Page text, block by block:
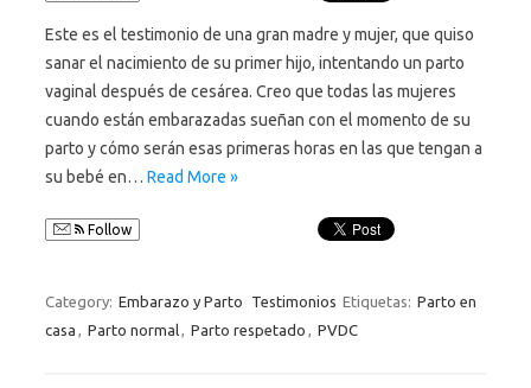
Este es el testimonio de una gran madre y mujer, que quiso
sanar el nacimiento de su primer hijo, intentando un parto
vaginal después de cesárea. Creo que todas las mujeres
cuando están embarazadas sueñan con el momento de su
parto y cómo serán esas primeras horas en las que tengan a
su bebé en… Read More »
Follow
Category: Embarazo y Parto Testimonios Etiquetas: Parto en
casa
Parto normal Parto respetado PVDC